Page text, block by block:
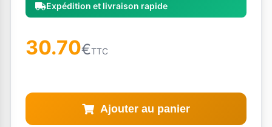
Expédition et livraison rapide
30.70€TTC
Ajouter au panier